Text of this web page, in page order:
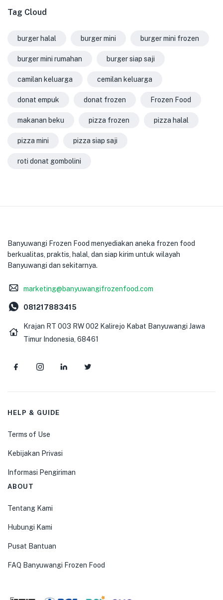
Tag Cloud
burger halal burger mini burger mini frozen
burger mini rumahan burger siap saji
camilan keluarga cemilan keluarga
donat empuk donat frozen Frozen Food
makanan beku pizza frozen pizza halal
pizza mini pizza siap saji
roti donat gombolini
Banyuwangi Frozen Food menyediakan aneka frozen food
berkualitas, praktis, halal, dan siap kirim untuk wilayah
Banyuwangi dan sekitarnya.
marketing@banyuwangifrozenfood.com
081217883415
Krajan RT 003 RW 002 Kalirejo Kabat Banyuwangi Jawa
Timur Indonesia, 68461
HELP & GUIDE
Terms of Use
Kebijakan Privasi
Informasi Pengiriman
ABOUT
Tentang Kami
Hubungi Kami
Pusat Bantuan
FAQ Banyuwangi Frozen Food